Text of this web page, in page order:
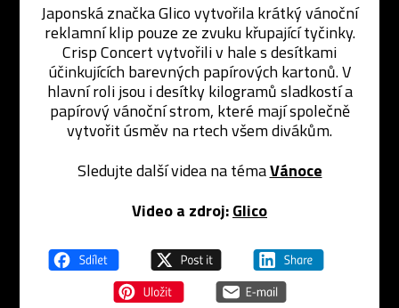
Japonská značka Glico vytvořila krátký vánoční
reklamní klip pouze ze zvuku křupající tyčinky.
Crisp Concert vytvořili v hale s desítkami
účinkujících barevných papírových kartonů. V
hlavní roli jsou i desítky kilogramů sladkostí a
papírový vánoční strom, které mají společně
vytvořit úsměv na rtech všem divákům.
Sledujte další videa na témaVánoce
Video a zdroj:Glico